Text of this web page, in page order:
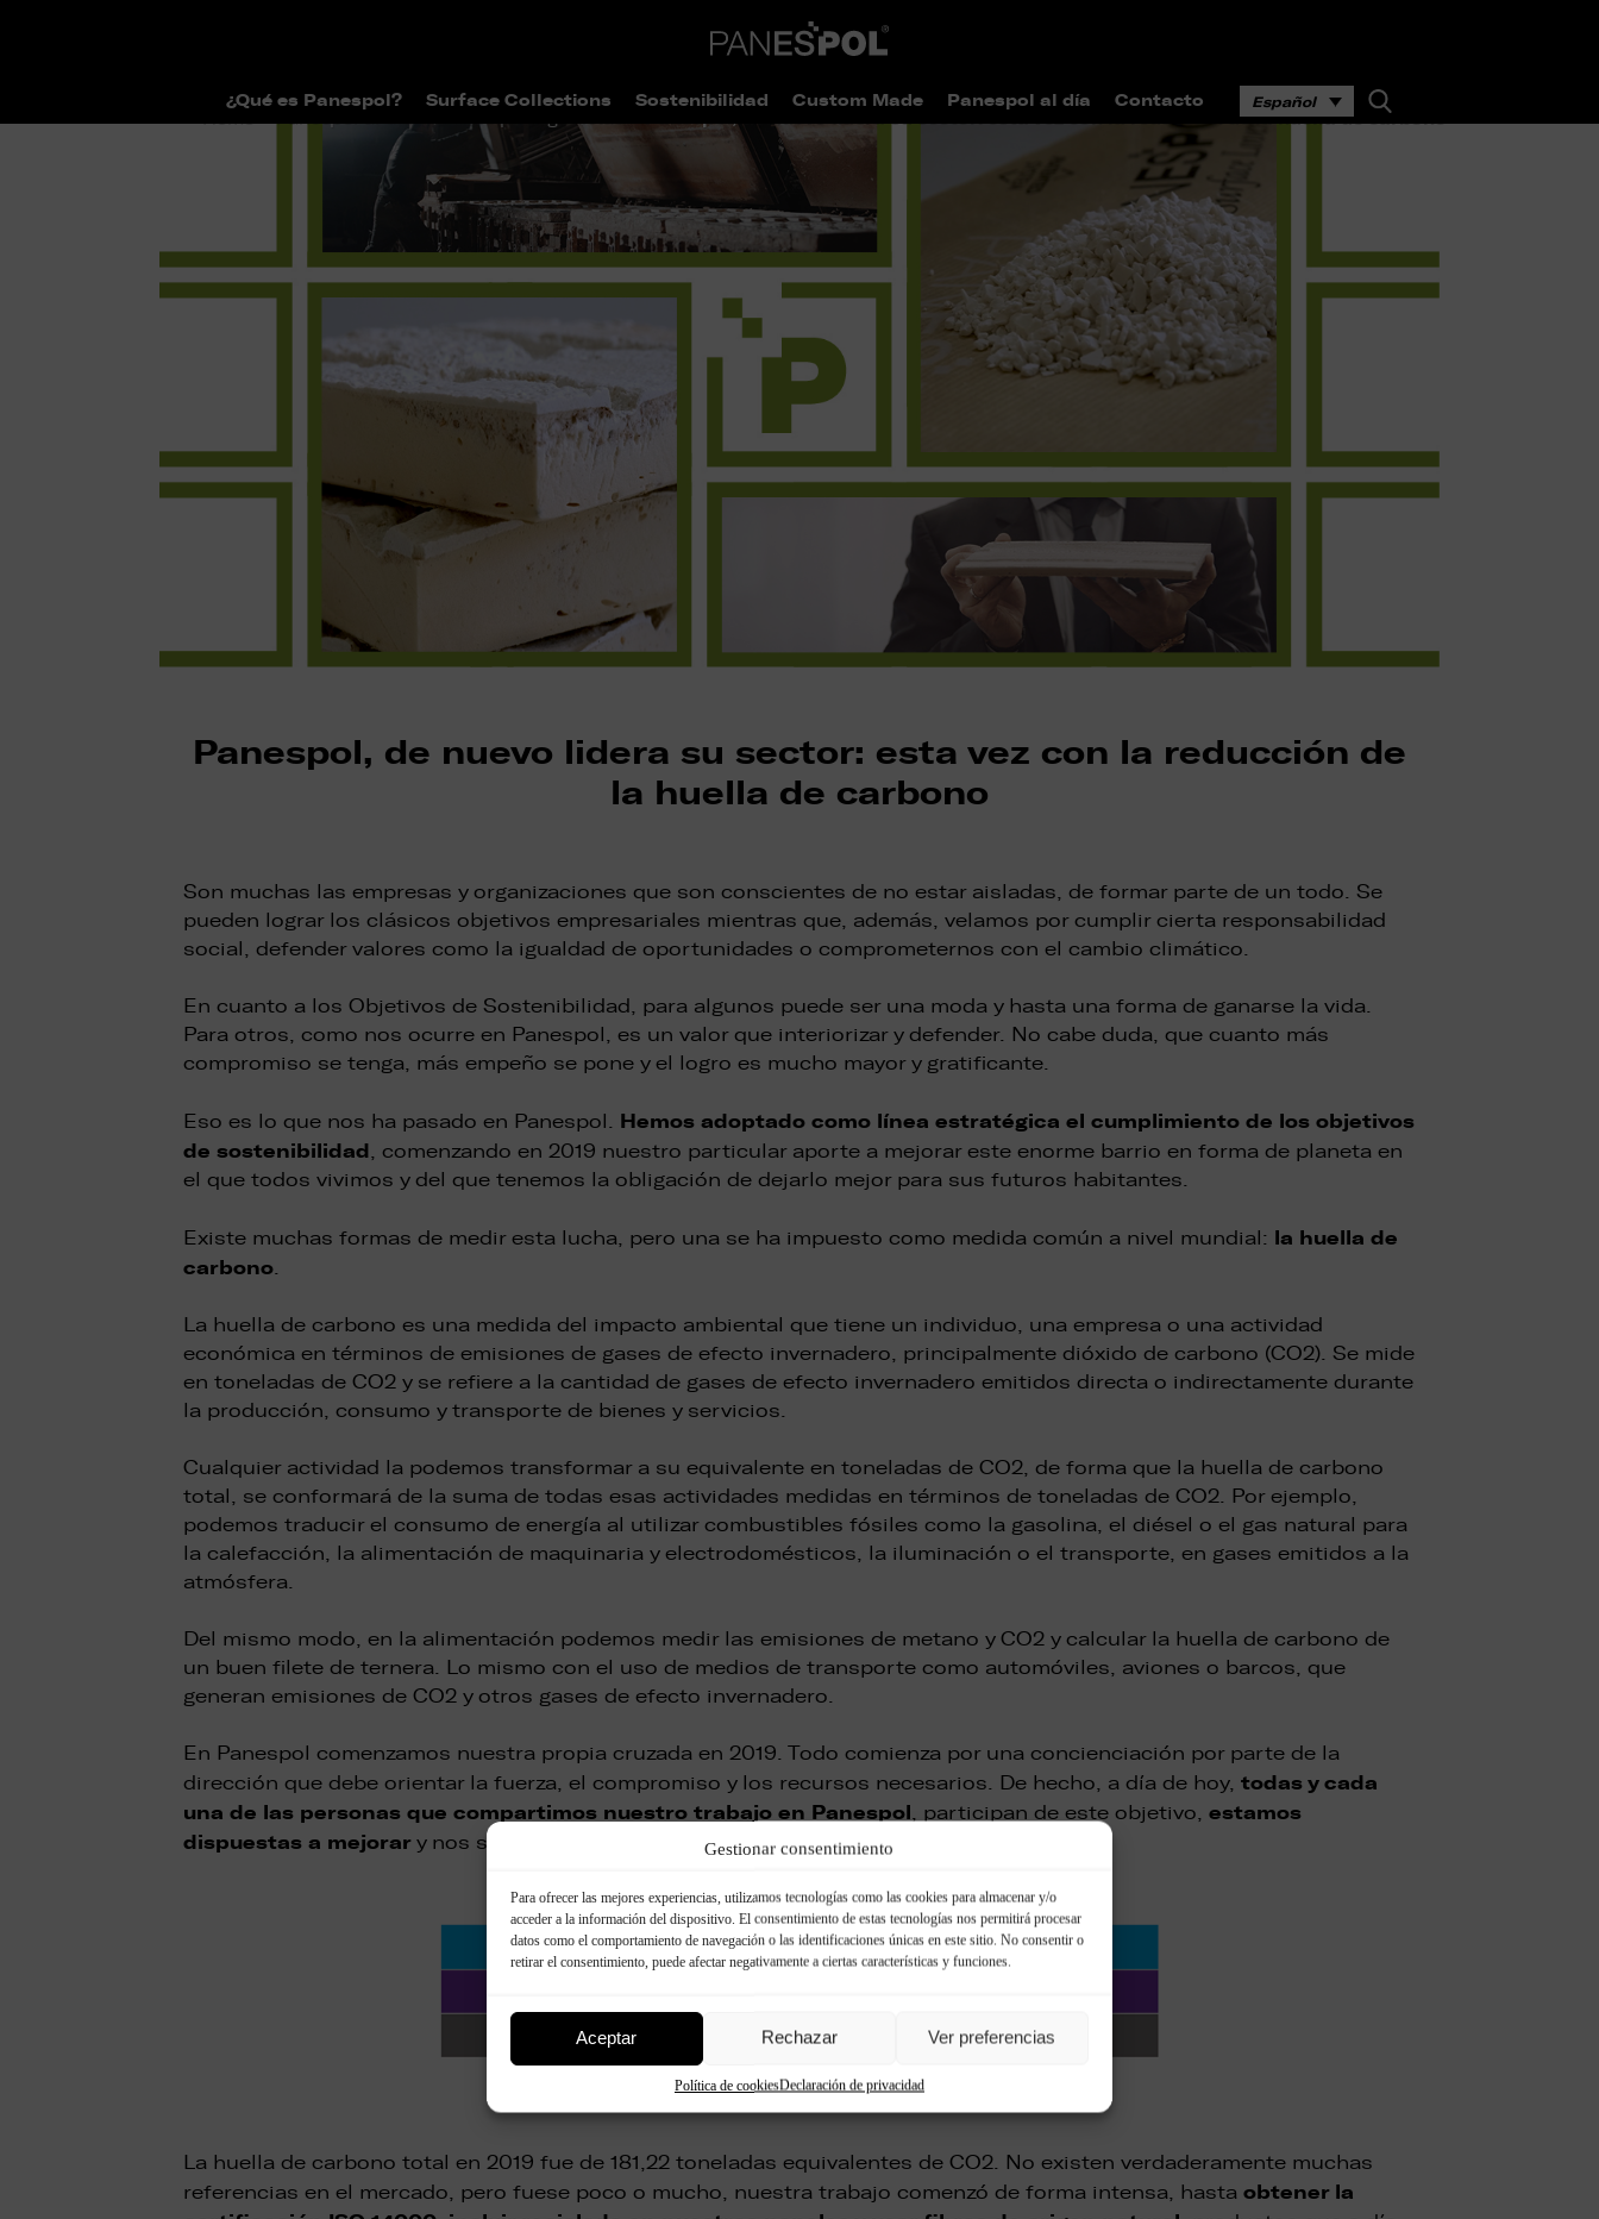
Gestionar consentimiento
Para ofrecer las mejores experiencias, utilizamos tecnologías como las cookies para almacenar y/o
acceder a la información del dispositivo. El consentimiento de estas tecnologías nos permitirá procesar
datos como el comportamiento de navegación o las identificaciones únicas en este sitio. No consentir o
retirar el consentimiento, puede afectar negativamente a ciertas características y funciones.
Aceptar Rechazar Ver preferencias
Política de cookiesDeclaración de privacidad
¿Qué es Panespol? Surface Collections Sostenibilidad Custom Made Panespol al día Contacto Español
Panespol, de nuevo lidera su sector: esta vez con la reducción de
la huella de carbono
> Panespol, de nuevo lidera su sector: esta vez con la reducción de la huella de carbono
Son muchas las empresas y organizaciones que son conscientes de no estar aisladas, de formar parte de un todo. Se
pueden lograr los clásicos objetivos empresariales mientras que, además, velamos por cumplir cierta responsabilidad
social, defender valores como la igualdad de oportunidades o comprometernos con el cambio climático.
En cuanto a los Objetivos de Sostenibilidad, para algunos puede ser una moda y hasta una forma de ganarse la vida.
Para otros, como nos ocurre en Panespol, es un valor que interiorizar y defender. No cabe duda, que cuanto más
compromiso se tenga, más empeño se pone y el logro es mucho mayor y gratificante.
Eso es lo que nos ha pasado en Panespol. Hemos adoptado como línea estratégica el cumplimiento de los objetivos
de sostenibilidad, comenzando en 2019 nuestro particular aporte a mejorar este enorme barrio en forma de planeta en
el que todos vivimos y del que tenemos la obligación de dejarlo mejor para sus futuros habitantes.
Existe muchas formas de medir esta lucha, pero una se ha impuesto como medida común a nivel mundial: la huella de
carbono.
La huella de carbono es una medida del impacto ambiental que tiene un individuo, una empresa o una actividad
económica en términos de emisiones de gases de efecto invernadero, principalmente dióxido de carbono (CO2). Se mide
en toneladas de CO2 y se refiere a la cantidad de gases de efecto invernadero emitidos directa o indirectamente durante
la producción, consumo y transporte de bienes y servicios.
Cualquier actividad la podemos transformar a su equivalente en toneladas de CO2, de forma que la huella de carbono
total, se conformará de la suma de todas esas actividades medidas en términos de toneladas de CO2. Por ejemplo,
podemos traducir el consumo de energía al utilizar combustibles fósiles como la gasolina, el diésel o el gas natural para
la calefacción, la alimentación de maquinaria y electrodomésticos, la iluminación o el transporte, en gases emitidos a la
atmósfera.
Del mismo modo, en la alimentación podemos medir las emisiones de metano y CO2 y calcular la huella de carbono de
un buen filete de ternera. Lo mismo con el uso de medios de transporte como automóviles, aviones o barcos, que
generan emisiones de CO2 y otros gases de efecto invernadero.
En Panespol comenzamos nuestra propia cruzada en 2019. Todo comienza por una concienciación por parte de la
dirección que debe orientar la fuerza, el compromiso y los recursos necesarios. De hecho, a día de hoy,todas y cada
una de las personas que compartimos nuestro trabajo en Panespol, participan de este objetivo,estamos
dispuestas a mejorary nos sentimos orgullosas de los logros que se van obteniendo.
La huella de carbono total en 2019 fue de 181,22 toneladas equivalentes de CO2. No existen verdaderamente muchas
referencias en el mercado, pero fuese poco o mucho, nuestra trabajo comenzó de forma intensa, hastaobtener la